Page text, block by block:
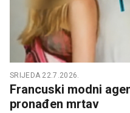
SRIJEDA 22.7.2026.
Francuski modni
pronađen mrtav